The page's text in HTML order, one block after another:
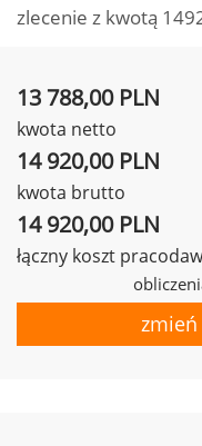
zlecenie z kwotą
13 788,00 PLN
kwota netto
14 920,00 PLN
kwota brutto
14 920,00 PLN
łączny koszt